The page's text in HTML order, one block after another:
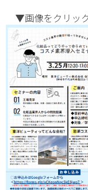
▼画像をクリッ